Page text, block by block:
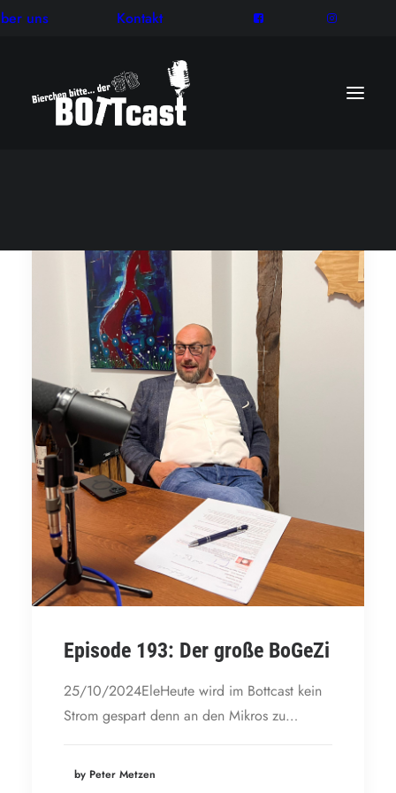
uns Kontakt
Episode 193: Der große BoGeZi
25/10/2024EleHeute wird im Bottcast kein
Strom gespart denn an den Mikros zu…
by Peter Metzen